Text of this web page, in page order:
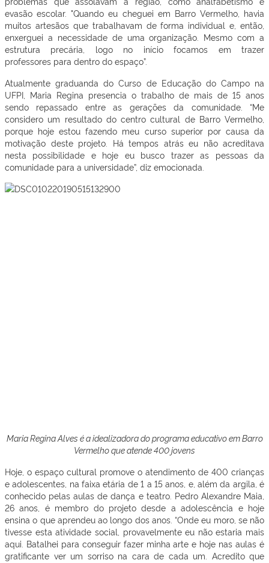
evasão escolar. "Quando eu cheguei em Barro Vermelho, havia
muitos artesãos que trabalhavam de forma individual e, então,
enxerguei a necessidade de uma organização. Mesmo com a
estrutura precária, logo no início focamos em trazer
professores para dentro do espaço”.
Atualmente graduanda do Curso de Educação do Campo na
UFPI, Maria Regina presencia o trabalho de mais de 15 anos
sendo repassado entre as gerações da comunidade. “Me
considero um resultado do centro cultural de Barro Vermelho
porque hoje estou fazendo meu curso superior por causa da
motivação deste projeto . Há tempos atrás eu não acreditava
nesta possibilidade e hoje eu busco trazer as pessoas da
comunidade para a universidade”, diz emocionada.
Maria Regina Alves é a idealizadora do programa educativo em Barro
Vermelho que atende 400 jovens
Hoje, o espaço cultural promove o atendimento de 400 crianças
e adolescentes, nafaixa etária de1 a 15 anos, e, além da argila, é
conhecido pelas aulas de dança e teatro. Pedro Alexandre Maia,
26 anos, é membro do projeto desde a adolescência e hoje
ensina o que aprendeu ao longo dos anos. “Onde eu moro, se não
tivesse esta atividade social , provavelmente eu não estaria mais
aqui. Batalhei para conseguir fazer minha arte e hoje nas aulas é
gratificante ver um sorriso na cara de cada um. Acredito que